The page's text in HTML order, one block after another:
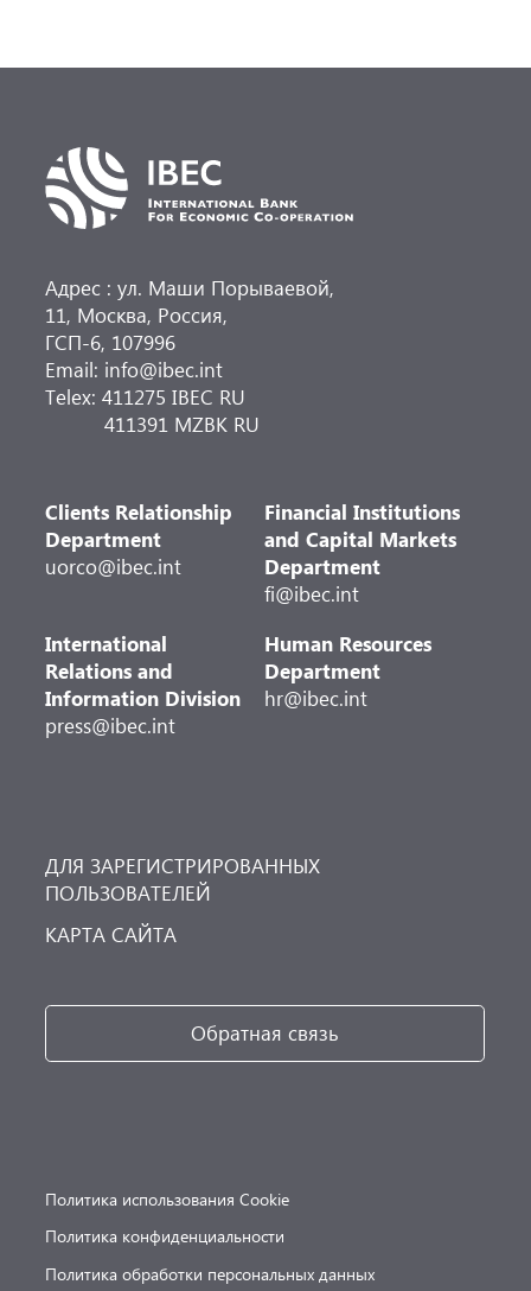
Адрес : ул. Маши Порываевой,
11, Москва, Россия,
ГСП-6, 107996
Email: info@ibec.int
Telex: 411275 IBEC RU
411391 MZBK RU
Clients Relationship
Department
uorco@ibec.int
Financial Institutions
and Capital Markets
Department
fi@ibec.int
International
Relations and
Information Division
press@ibec.int
Human Resources
Department
hr@ibec.int
ДЛЯ ЗАРЕГИСТРИРОВАННЫХ
ПОЛЬЗОВАТЕЛЕЙ
КАРТА САЙТА
Обратная связь
Политика использования Cookie
Политика конфиденциальности
Политика обработки персональных данных